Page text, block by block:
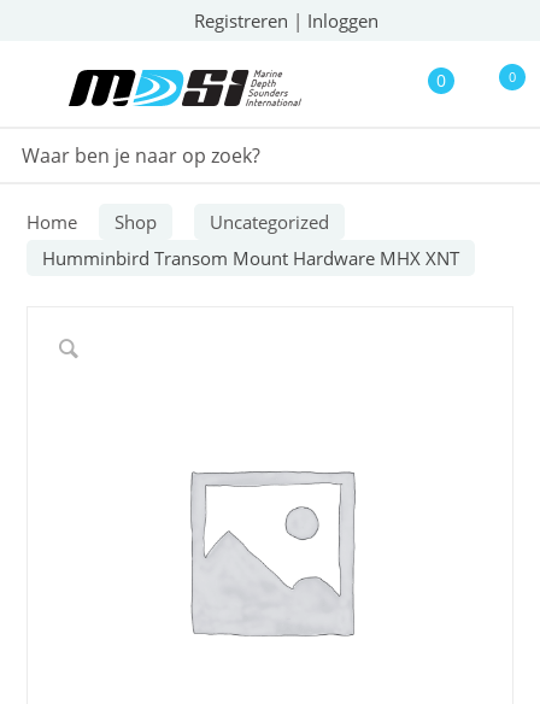
Registreren | Inloggen
0 0
Home Shop
Uncategorized
Humminbird Transom Mount Hardware MHX XNT